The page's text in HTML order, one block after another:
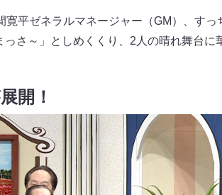
平ゼネラルマネージャー（GM）、すっ
さ～」としめくくり、2人の晴れ舞台に
開！